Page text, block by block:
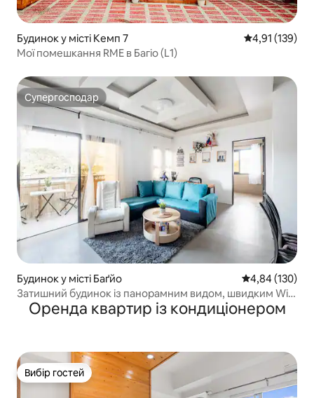
Будинок у місті Кемп 7 Середня
4,91 (139)
Мої помешкання RME в Багіо (L1)
Супергосподар
Супергосподар
Будинок у місті Баґйо Середня
4,84 (130)
Затишний будинок із панорамним видом, швидким Wi-
Fi, Netflix
Оренда квартир із кондиціонером
Вибір гостей
Вибір гостей